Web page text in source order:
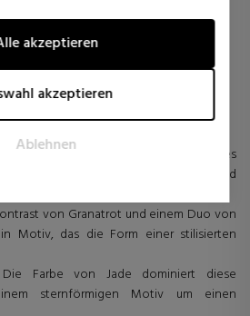
interagieren, indem
gesammelt und gemeldet werden.
verwendet, um Besucher auf
Die Absicht ist, Anzeigen zu zeigen,
für den einzelnen Benutzer
akzeptieren
akzeptieren
Ablehnen
verschmilzt mit der Haut, ohne sie zu
Textur und unterstreicht ihre natürliche
ist ein erholtes, ausgeglichenes und
wie nach einem Tag im Freien.
das ein rotes geometrisches
Komposition, die mit Himmelblau und
von Granatrot und einem Duo von
Motiv, das die Form einer stilisierten
Farbe von Jade dominiert diese
sternförmigen Motiv um einen